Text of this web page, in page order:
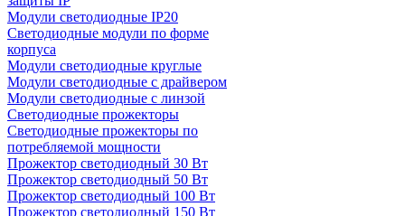
Модули светодиодные IP20
Светодиодные модули по форме
корпуса
Модули светодиодные круглые
Модули светодиодные с драйвером
Модули светодиодные с линзой
Светодиодные прожекторы
Светодиодные прожекторы по
потребляемой мощности
Прожектор светодиодный 30 Вт
Прожектор светодиодный 50 Вт
Прожектор светодиодный 100 Вт
Прожектор светодиодный 150 Вт